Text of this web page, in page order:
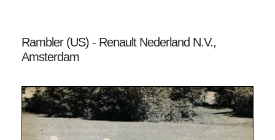
Rambler (US) - Renault Nederland N.V.,
Amsterdam